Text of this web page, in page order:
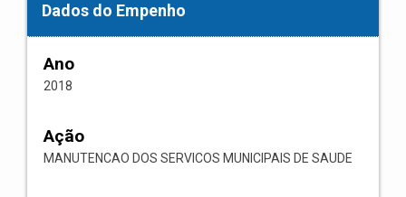
Dados do Empenho
Ano
2018
Ação
MANUTENCAO DOS SERVICOS MUNICIPAIS DE SAUDE